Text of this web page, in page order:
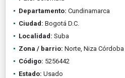
Departamento: Cundinamarca
Ciudad: Bogotá D.C.
Localidad: Suba
Zona / barrio: Norte, Niza Córdoba
Código: 5256442
Estado: Usado